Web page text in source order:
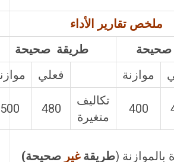
ملخص تقارير الأداء
صحيحة
طريقة صحيحة
موازنة فعلي
400
تكاليف
متغيرة
480
500
بالموازنة (طريقةغير صحيحة)